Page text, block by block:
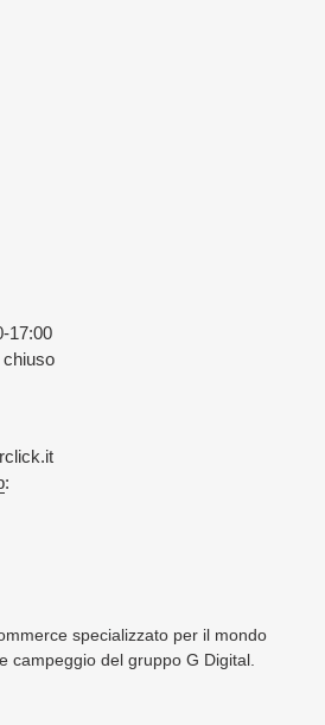
17:00
chiuso
:
specializzato per il mondo
campeggio del gruppo G Digital.